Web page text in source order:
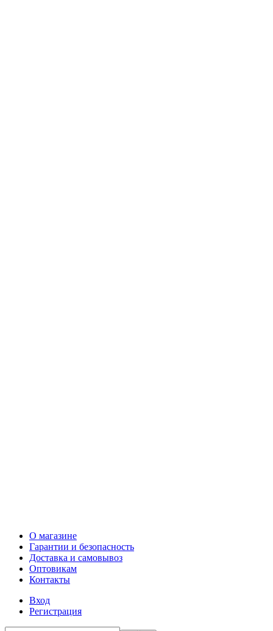
О магазине
Гарантии и безопасность
Доставка и самовывоз
Оптовикам
Контакты
Вход
Регистрация